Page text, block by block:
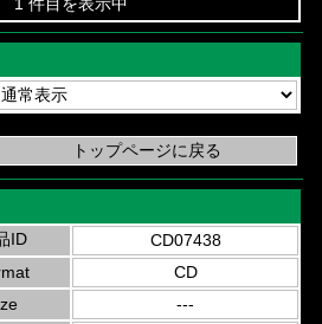
ID
CD07438
CD
---